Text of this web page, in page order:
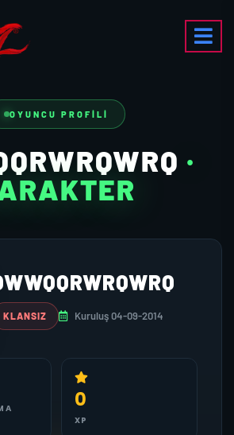
OYUNCU PROFILI
·
KLANSIZ Kuruluş 04-09-2014
0
XP